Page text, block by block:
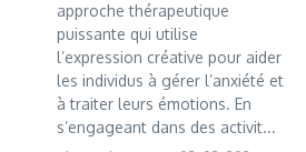
approche thérapeutique
puissante qui utilise
l’expression créative pour aider
les individus à gérer l’anxiété et
à traiter leurs émotions. En
s’engageant dans des activit...